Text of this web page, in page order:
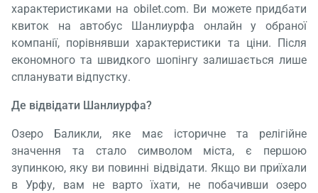
характеристиками на obilet.com. Ви можете придбати
квиток на автобус Шанлиурфа онлайн у обраної
компанії, порівнявши характеристики та ціни. Після
економного та швидкого шопінгу залишається лише
спланувати відпустку.
Де відвідати Шанлиурфа?
Озеро Баликли, яке має історичне та релігійне
значення та стало символом міста, є першою
зупинкою, яку ви повинні відвідати. Якщо ви приїхали
в Урфу, вам не варто їхати, не побачивши озеро